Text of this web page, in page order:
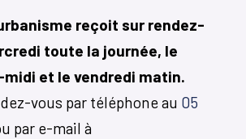
reçoit sur rendez-
toute la journée, le
et le vendredi matin.
vous par téléphone au 05
par e-mail à